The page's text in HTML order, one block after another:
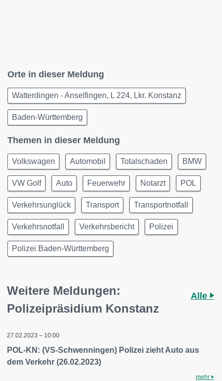
Orte in dieser Meldung
Watterdingen - Anselfingen, L 224, Lkr. Konstanz
Baden-Württemberg
Themen in dieser Meldung
Volkswagen Automobil Totalschaden BMW
VW Golf Auto Feuerwehr Notarzt POL
Verkehrsunglück Transport Transportnotfall
Verkehrsnotfall Verkehrsbericht Polizei
Polizei Baden-Württemberg
Weitere Meldungen:
Polizeipräsidium Konstanz
Alle
27.02.2023 – 10:00
POL-KN: (VS-Schwenningen) Polizei zieht Auto aus
dem Verkehr (26.02.2023)
mehr